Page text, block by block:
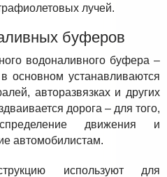
лучей.
буферов
водоналивного буфера –
основном устанавливаются
авторазвязках и других
дорога – для того,
движения и
автомобилистам.
используют для